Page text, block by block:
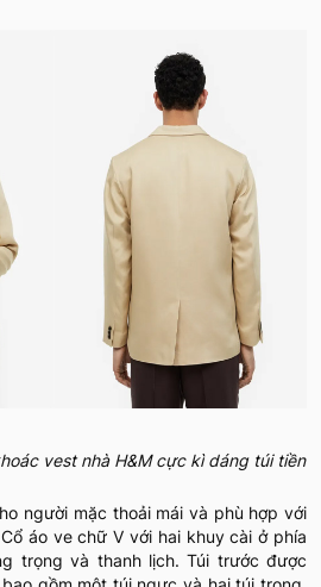
vest nhà H&M cực kì dáng túi tiền
người mặc thoải mái và phù hợp với
áo ve chữ V với hai khuy cài ở phía
trọng và thanh lịch. Túi trước được